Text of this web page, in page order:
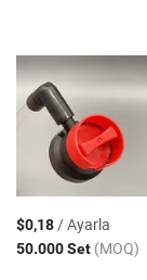
$0,18/ Ayarla
50.000 Set (MOQ)